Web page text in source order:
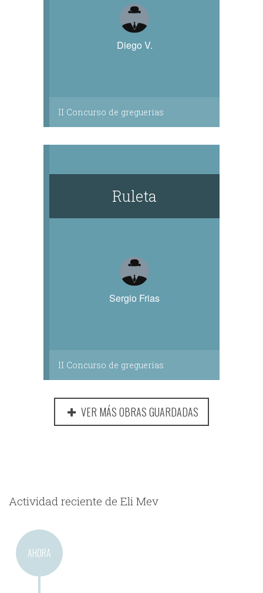
Diego V.
II Concurso de greguerías
Ruleta
Sergio Frias
II Concurso de greguerías
VER MÁS OBRAS GUARDADAS
Actividad reciente de Eli Mev
AHORA